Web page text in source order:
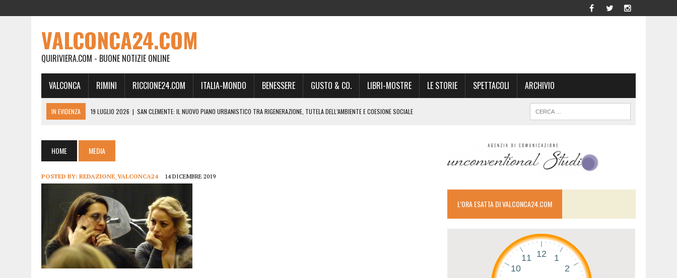
VALCONCA24.COM
QUIRIVIERA.COM - BUONE NOTIZIE ONLINE
VALCONCA RIMINI RICCIONE24.COM ITALIA-MONDO BENESSERE GUSTO & CO. LIBRI-MOSTRE LE STORIE SPETTACOLI ARCHIVIO
IN EVIDENZA 19 LUGLIO 2026 | SAN CLEMENTE: IL NUOVO PIANO URBANISTICO TRA RIGENERAZIONE, TUTELA DELL’AMBIENTE E COESIONE SOCIALE
19 FEBBRAIO 2026 | RIMINI, A IL GATTO SULL’ALBICOCCO ARRIVA ANDREA GIONCHETTI SOMMELIER DEL CALABRESE “QAFIZ”
28 GENNAIO 2026 | DOVE LA CARNE DIVENTA MEMORIA: IL CORPO, L’ORIGINE, IL RITORNO. L’OPERA DI KIROLES BOSHRA È VITA VERA
18 DICEMBRE 2025 | SAN CLEMENTE, AL VILLA ULTIMO ATTO DELLA PRIMA PARTE DI STAGIONE TEATRALE CON CLAUDIO MORICI SABATO 20
18 DICEMBRE 2025 | SAN CLEMENTE, SALA DEL CONSIGLIO INTITOLATA A GIACOMO MATTEOTTI: “VITTIMA DELLA FURIA FASCISTA”
15 DICEMBRE 2025 | PANETTONI, TORRONE E CONTRO-PANETTONE: IN VALCONCA VINCONO MARZIALI, BURESTA, BARTOLINI, BIGUCCI, TASINI
11 DICEMBRE 2025 | LA GUIDA FLOS OLEI INCORONA I “MAGNIFICI 7” DELL’EVO IN REGIONE: TRE POSTI D’ONORE TOCCANO ALLA VALCONCA
11 DICEMBRE 2025
| DANTE ALIGHIERI E L’USO DI PAPAVERINA: ECCO COME RIUSCÌ A COMPORRE TANTE OPERE COSÌ VOLUMINOSE
HOME MEDIA
POSTED BY: REDAZIONE_VALCONCA24 14 DICEMBRE 2019
L’ORA ESATTA DI VALCONCA24.COM